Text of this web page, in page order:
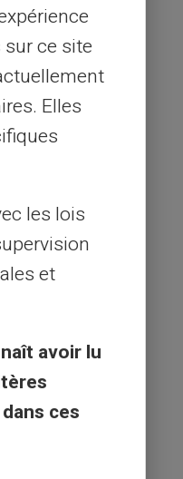
ce site
Elles
les lois
et
avoir lu
ces